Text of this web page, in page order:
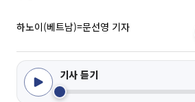
하노이(베트남)=문선영 기자
기사 듣기